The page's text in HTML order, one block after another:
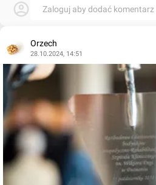
Zaloguj aby dodać komentarz
Orzech
28.10.2024, 14:51